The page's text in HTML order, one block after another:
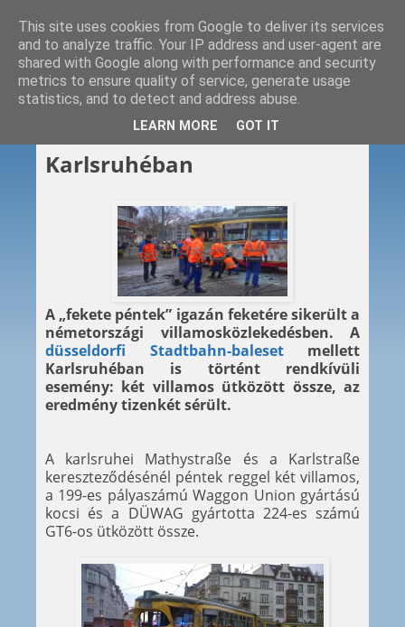
2014. 11. 29.
Villamosok ütköztek
Karlsruhéban
A „fekete péntek” igazán feketére sikerült a
németországi villamosközlekedésben. A
düsseldorfi Stadtbahn-balesetmellett
Karlsruhéban is történt rendkívüli
esemény: két villamos ütközött össze, az
eredmény tizenkét sérült.
A karlsruhei Mathystraße és a Karlstraße
kereszteződésénél péntek reggel két villamos,
a 199-es pályaszámú Waggon Union gyártású
kocsi és a DÜWAG gyártotta 224-es számú
GT6-os ütközött össze.
This site uses cookies from Google to deliver its services
and to analyze traffic. Your IP address and user-agent are
shared with Google along with performance and security
metrics to ensure quality of service, generate usage
statistics, and to detect and address abuse.
LEARN MORE GOT IT